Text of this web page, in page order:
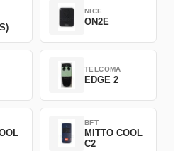
NICE
ON2E
TELCOMA
EDGE 2
BFT
MITTO COOL
C2